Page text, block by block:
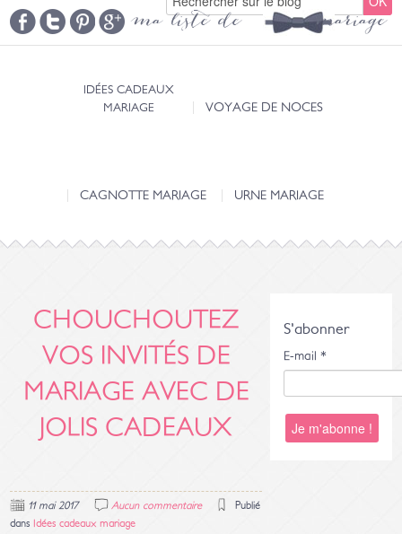
ma liste de mariage
IDÉES CADEAUX
MARIAGE
VOYAGE DE NOCES
CAGNOTTE MARIAGE URNE MARIAGE
CHOUCHOUTEZ
VOS INVITÉS DE
MARIAGE AVEC DE
JOLIS CADEAUX
11 mai 2017 Aucun commentaire
Publié
dans Idées cadeaux mariage
S'abonner
E-mail *